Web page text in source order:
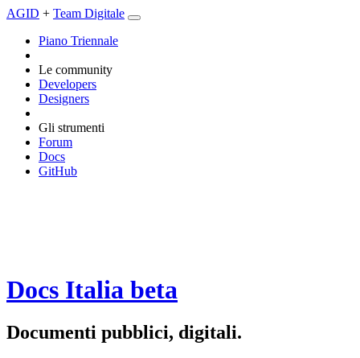
AGID + Team Digitale
Piano Triennale
Le community
Developers
Designers
Gli strumenti
Forum
Docs
GitHub
Docs Italia beta
Documenti pubblici, digitali.